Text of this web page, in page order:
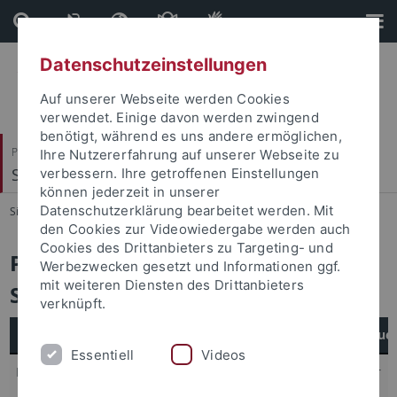
Direkt
zum
Inhalt
Direkt
zur
Fußleiste
Philosophische Fakultät
Slavisches Seminar
Sie sind hier: Startseite ... Promotionen
Promotionen am Slavischen
Seminar (von 1966 bis heute)
Betreuer
Kölle, Helmut Müller
Datenschutzeinstellungen
Auf unserer Webseite werden Cookies
verwendet. Einige davon werden zwingend
benötigt, während es uns andere ermöglichen,
Ihre Nutzererfahrung auf unserer Webseite zu
verbessern. Ihre getroffenen Einstellungen
können jederzeit in unserer
Datenschutzerklärung bearbeitet werden. Mit
den Cookies zur Videowiedergabe werden auch
Cookies des Drittanbieters zu Targeting- und
Werbezwecken gesetzt und Informationen ggf.
mit weiteren Diensten des Drittanbieters
verknüpft.
Essentiell Videos